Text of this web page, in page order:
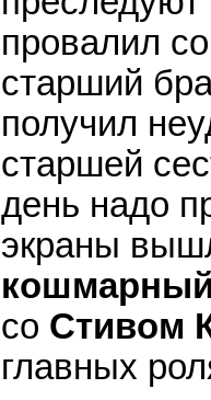
провалил
старший
получил
старшей
день надо
экраны
со Стивом
главных